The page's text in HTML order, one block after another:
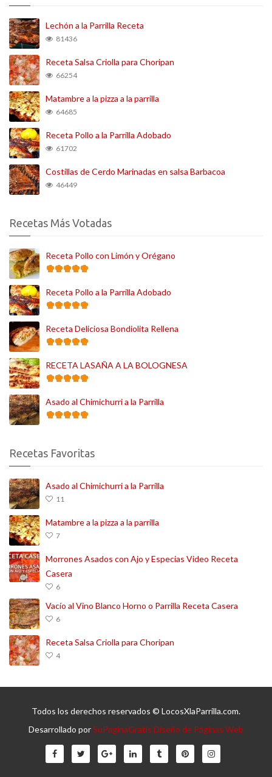
Lechón a la Parrilla Receta
81436
Receta Salsa Criolla para Choripan
66254
Matambre a la pizza a la parrilla
64685
Receta Pollo a la Parrilla Adobado
61702
Costillas de Cerdo Marinadas en salsa Barbacoa
46449
Recetas Más Votadas
Receta Pollo con Limón y Orégano
Receta Pollo a la Parrilla Adobado
Receta Deliciosa Bondiolita Rellena
RECETA LASAÑA A LA BOLOGNESA
Asado al Chimichurri a la Parrilla
Recetas Favoritas
Asado al Chimichurri a la Parrilla
11
Matambre a la pizza a la parrilla
7
Morrones Asados con Ajo y Especias Video Receta
Casera
6
Vacío al Vino Blanco Horno o Parrilla Receta Casera
6
Receta Salsa Criolla para Choripan
4
Todos los derechos reservados © LocosXlaParrilla.com.
Desarrollado porSuPaginaGratis Diseño de Páginas Web